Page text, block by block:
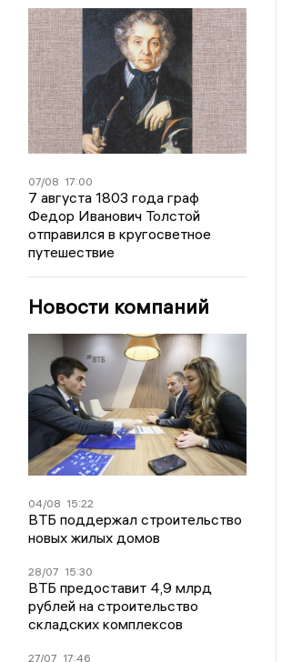
07/08 17:00
7 августа 1803 года граф
Федор Иванович Толстой
отправился в кругосветное
путешествие
Новости компаний
04/08 15:22
ВТБ поддержал строительство
новых жилых домов
28/07 15:30
ВТБ предоставит 4,9 млрд
рублей на строительство
складских комплексов
27/07 17:46